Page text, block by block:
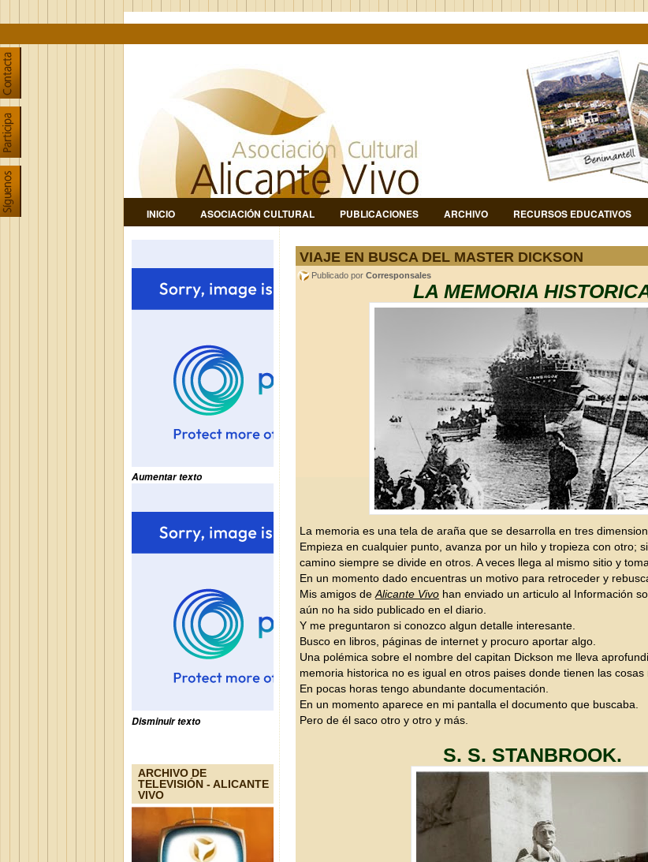
INICIO ASOCIACIÓN CULTURAL PUBLICACIONES ARCHIVO RECURSOS EDUCATIVOS
Aumentar texto
Disminuir texto
ARCHIVO DE
TELEVISIÓN - ALICANTE
VIVO
VIAJE EN BUSCA DEL MASTER DICKSON
Publicado por Corresponsales
LA MEMORIA
La memoria es una tela de araña que se desarrolla en tres
Empieza en cualquier punto, avanza por un hilo y tropieza con otro;
camino siempre se divide en otros. A veces llega al mismo sitio y
En un momento dado encuentras un motivo para retroceder y
Mis amigos de Alicante Vivo han enviado un articulo al Información
aún no ha sido publicado en el diario.
Y me preguntaron si conozco algun detalle interesante.
Busco en libros, páginas de internet y procuro aportar algo.
Una polémica sobre el nombre del capitan Dickson me lleva
memoria historica no es igual en otros paises donde tienen las cosas
En pocas horas tengo abundante documentación.
En un momento aparece en mi pantalla el documento que buscaba.
Pero de él saco otro y otro y más.
S. S. STANBROOK.